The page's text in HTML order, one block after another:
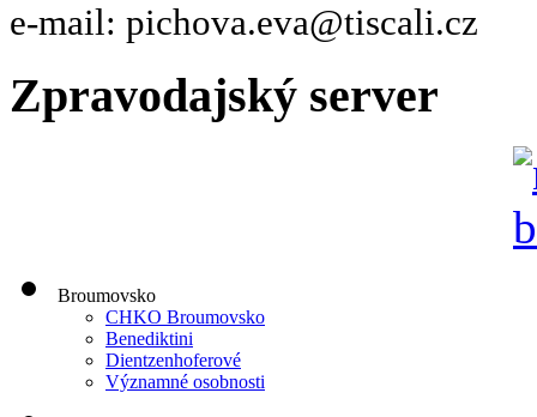
e-mail: pichova.eva@tiscali.cz
Zpravodajský server
Broumovsko
CHKO Broumovsko
Benediktini
Dientzenhoferové
Významné osobnosti